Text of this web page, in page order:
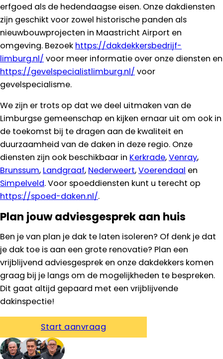
erfgoed als de hedendaagse eisen. Onze dakdiensten
zijn geschikt voor zowel historische panden als
nieuwbouwprojecten in Maastricht Airport en
omgeving. Bezoek https://dakdekkersbedrijf-
limburg.nl/ voor meer informatie over onze diensten en
https://gevelspecialistlimburg.nl/ voor
gevelspecialisme.
We zijn er trots op dat we deel uitmaken van de
Limburgse gemeenschap en kijken ernaar uit om ook in
de toekomst bij te dragen aan de kwaliteit en
duurzaamheid van de daken in deze regio. Onze
diensten zijn ook beschikbaar in Kerkrade,Venray,
Brunssum, Landgraaf, Nederweert,Voerendaal en
Simpelveld. Voor spoeddiensten kunt u terecht op
https://spoed-daken.nl/.
Plan jouw adviesgesprek aan huis
Ben je van plan je dak te laten isoleren? Of denk je dat
je dak toe is aan een grote renovatie? Plan een
vrijblijvend adviesgesprek en onze dakdekkers komen
graag bij je langs om de mogelijkheden te bespreken.
Dit gaat altijd gepaard met een vrijblijvende
dakinspectie!
Start aanvraag